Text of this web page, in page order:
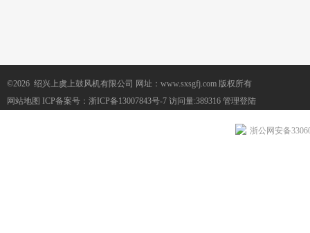
©2026 绍兴上虞上鼓风机有限公司 网址：www.sxsgfj.com 版权所有
网站地图 ICP备案号： 浙ICP备13007843号-7 访问量:389316 管理登陆
浙公网安备